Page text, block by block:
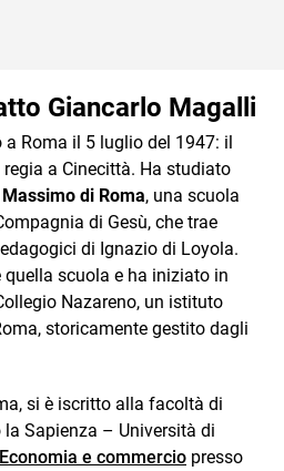
Giancarlo Magalli
a Roma il 5 luglio del 1947: il
a Cinecittà. Ha studiato
di Roma, una scuola
di Gesù, che trae
di Ignazio di Loyola.
quella scuola e ha iniziato in
Nazareno, un istituto
storicamente gestito dagli
si è iscritto alla facoltà di
la Sapienza – Università di
Economia e commercio presso